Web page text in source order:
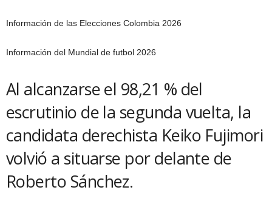
Información de las Elecciones Colombia 2026
Información del Mundial de futbol 2026
Al alcanzarse el 98,21 % del
escrutinio de la segunda vuelta, la
candidata derechista Keiko Fujimori
volvió a situarse por delante de
Roberto Sánchez.